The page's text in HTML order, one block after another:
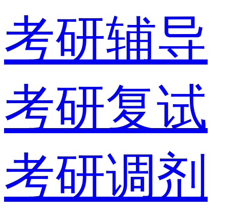
考研辅导
考研复试
考研调剂